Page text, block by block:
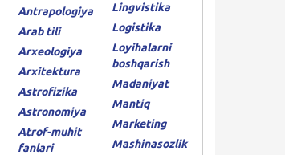
Antrapologiya
Arab tili
Arxeologiya
Arxitektura
Astrofizika
Astronomiya
Atrof-muhit
fanlari
Lingvistika
Logistika
Loyihalarni
boshqarish
Madaniyat
Mantiq
Marketing
Mashinasozlik